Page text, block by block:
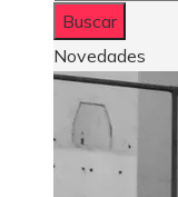
Novedades